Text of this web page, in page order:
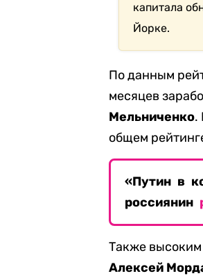
капитала
Йорке.
По данным
месяцев
Мельниченко.
общем
«Путин в
россиянин
Также высоким
Алексей